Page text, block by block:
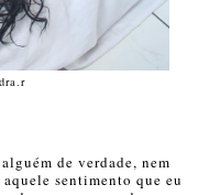
de verdade, nem
sentimento que eu